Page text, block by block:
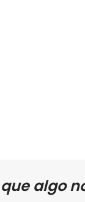
algo